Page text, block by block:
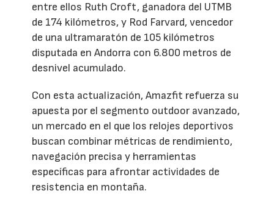
entre ellos Ruth Croft, ganadora del UTMB
de 174 kilómetros, y Rod Farvard, vencedor
de una ultramaratón de 105 kilómetros
disputada en Andorra con 6.800 metros de
desnivel acumulado.
Con esta actualización, Amazfit refuerza su
apuesta por el segmento outdoor avanzado,
un mercado en el que los relojes deportivos
buscan combinar métricas de rendimiento,
navegación precisa y herramientas
específicas para afrontar actividades de
resistencia en montaña.